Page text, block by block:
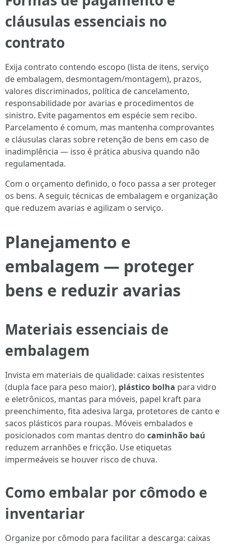
cláusulas essenciais no
contrato
Exija contrato contendo escopo (lista de itens, serviço
de embalagem, desmontagem/montagem), prazos,
valores discriminados, política de cancelamento,
responsabilidade por avarias e procedimentos de
sinistro. Evite pagamentos em espécie sem recibo.
Parcelamento é comum, mas mantenha comprovantes
e cláusulas claras sobre retenção de bens em caso de
inadimplência — isso é prática abusiva quando não
regulamentada.
Com o orçamento definido, o foco passa a ser proteger
os bens. A seguir, técnicas de embalagem e organização
que reduzem avarias e agilizam o serviço.
Planejamento e
embalagem — proteger
bens e reduzir avarias
Materiais essenciais de
embalagem
Invista em materiais de qualidade: caixas resistentes
(dupla face para peso maior), plástico bolha para vidro
e eletrônicos, mantas para móveis, papel kraft para
preenchimento, fita adesiva larga, protetores de canto e
sacos plásticos para roupas. Móveis embalados e
posicionados com mantas dentro do caminhão baú
reduzem arranhões e fricção. Use etiquetas
impermeáveis se houver risco de chuva.
Como embalar por cômodo e
inventariar
Organize por cômodo para facilitar a descarga: caixas